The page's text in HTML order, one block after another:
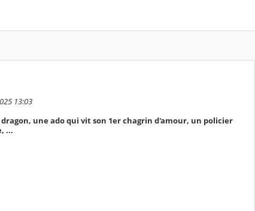
13:03
une ado qui vit son 1er chagrin d'amour, un policier
...